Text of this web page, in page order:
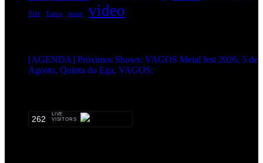
Site Tattoo teaser video
[AGENDA] Próximos Shows: VAGOS Metal fest 2026, 5 de
Agosto, Quinta do Ega, VAGOS;
262
LIVE
VISITORS